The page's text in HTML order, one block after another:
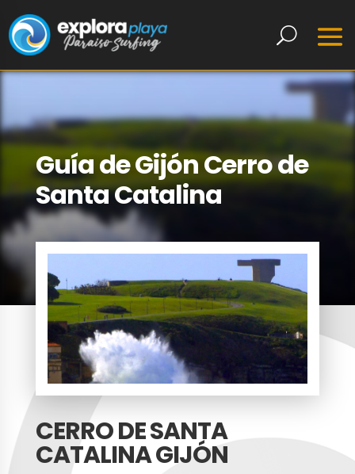
Guía de Gijón Cerro de
Santa Catalina
CERRO DE SANTA
CATALINA GIJÓN